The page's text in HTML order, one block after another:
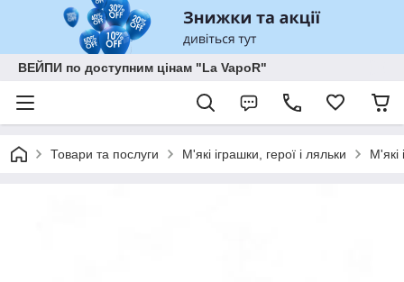
ВЕЙПИ по доступним цінам "La VapoR"
Товари та послуги М'які іграшки, герої і ляльки М'які